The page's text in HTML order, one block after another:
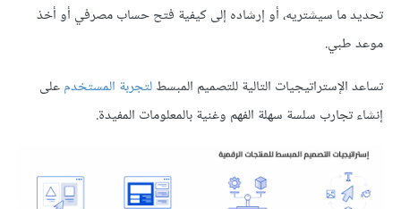
تحديد ما سيشتريه، أو إرشاده إلى كيفية فتح حساب مصرفي أو أخذ
موعد طبي.
تساعد الإستراتيجيات التالية للتصميم المبسطلتجربة المستخدمعلى
إنشاء تجارب سلسة سهلة الفهم وغنية بالمعلومات المفيدة.